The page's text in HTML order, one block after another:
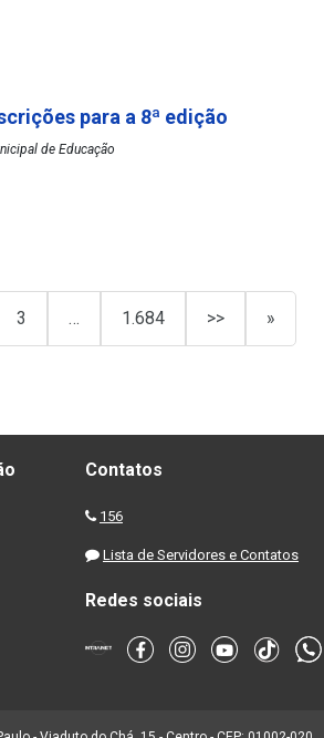
para a 8ª edição
de Educação
3 … 1.684 >> »
Contatos
156
Lista de Servidores e Contatos
Redes sociais